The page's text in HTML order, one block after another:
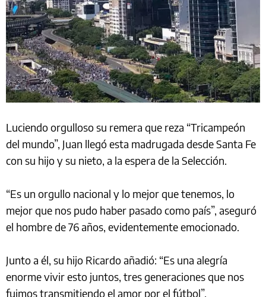
Luciendo orgulloso su remera que reza “Tricampeón
del mundo”, Juan llegó esta madrugada desde Santa Fe
con su hijo y su nieto, a la espera de la Selección.
“Es un orgullo nacional y lo mejor que tenemos, lo
mejor que nos pudo haber pasado como país”, aseguró
el hombre de 76 años, evidentemente emocionado.
Junto a él, su hijo Ricardo añadió: “Es una alegría
enorme vivir esto juntos, tres generaciones que nos
fuimos transmitiendo el amor por el fútbol”.